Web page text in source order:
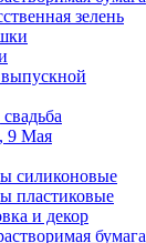
зелень
выпускной
9 Мая
силиконовые
пластиковые
и декор
бумага